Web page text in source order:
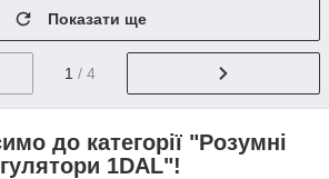
Показати ще
1 / 4
до категорії "Розумні
1DAL"!